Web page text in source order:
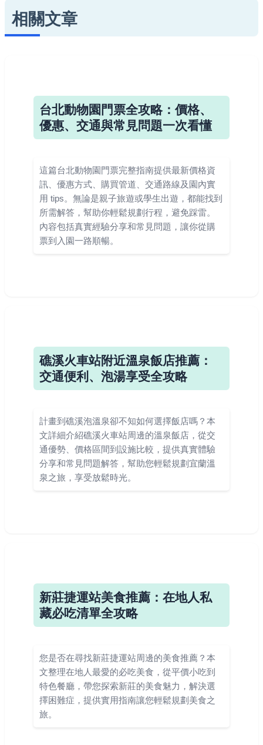
相關文章
台北動物園門票全攻略：價格、
優惠、交通與常見問題一次看懂
這篇台北動物園門票完整指南提供最新價格資
訊、優惠方式、購買管道、交通路線及園內實
用 tips。無論是親子旅遊或學生出遊，都能找到
所需解答，幫助你輕鬆規劃行程，避免踩雷。
內容包括真實經驗分享和常見問題，讓你從購
票到入園一路順暢。
礁溪火車站附近溫泉飯店推薦：
交通便利、泡湯享受全攻略
計畫到礁溪泡溫泉卻不知如何選擇飯店嗎？本
文詳細介紹礁溪火車站周邊的溫泉飯店，從交
通優勢、價格區間到設施比較，提供真實體驗
分享和常見問題解答，幫助您輕鬆規劃宜蘭溫
泉之旅，享受放鬆時光。
新莊捷運站美食推薦：在地人私
藏必吃清單全攻略
您是否在尋找新莊捷運站周邊的美食推薦？本
文整理在地人最愛的必吃美食，從平價小吃到
特色餐廳，帶您探索新莊的美食魅力，解決選
擇困難症，提供實用指南讓您輕鬆規劃美食之
旅。